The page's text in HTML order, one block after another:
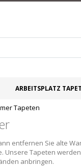
ARBEITSPLATZ
Tapeten
entfernen Sie alte
Unsere Tapeten
anbringen.